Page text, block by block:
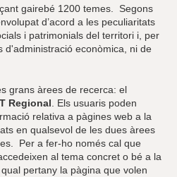
gairebé 1200 temes. Segons
d’acord a les peculiaritats
i patrimonials del territori i, per
d'administració econòmica, ni de
grans àrees de recerca: el
Regional . Els usuaris poden
relativa a pàgines web a la
en qualsevol de les dues àrees
Per a fer-ho només cal que
al tema concret o bé a la
pertany la pàgina que volen